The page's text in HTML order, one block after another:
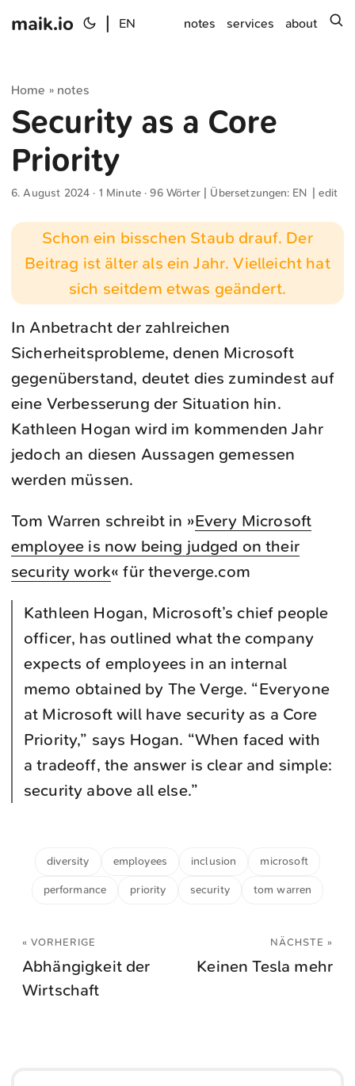
maik.io EN notes services about
Home » notes
Security as a Core
Priority
6. August 2024 · 1 Minute · 96 Wörter | Übersetzungen: EN |edit
Schon ein bisschen Staub drauf. Der
Beitrag ist älter als ein Jahr. Vielleicht hat
sich seitdem etwas geändert.
In Anbetracht der zahlreichen
Sicherheitsprobleme, denen Microsoft
gegenüberstand, deutet dies zumindest auf
eine Verbesserung der Situation hin.
Kathleen Hogan wird im kommenden Jahr
jedoch an diesen Aussagen gemessen
werden müssen.
Tom Warren schreibt in »Every Microsoft
employee is now being judged on their
security work« für theverge.com
Kathleen Hogan, Microsoft’s chief people
officer, has outlined what the company
expects of employees in an internal
memo obtained by The Verge. “Everyone
at Microsoft will have security as a Core
Priority,” says Hogan. “When faced with
a tradeoff, the answer is clear and simple:
security above all else.”
diversity employees inclusion microsoft
performance priority security tom warren
« VORHERIGE
Abhängigkeit der
Wirtschaft
NÄCHSTE »
Keinen Tesla mehr